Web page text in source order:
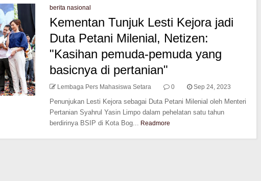
berita nasional
Kementan Tunjuk Lesti Kejora jadi
Duta Petani Milenial, Netizen:
"Kasihan pemuda-pemuda yang
basicnya di pertanian"
Lembaga Pers Mahasiswa Setara 0 Sep 24, 2023
Penunjukan Lesti Kejora sebagai Duta Petani Milenial oleh Menteri
Pertanian Syahrul Yasin Limpo dalam pehelatan satu tahun
berdirinya BSIP di Kota Bog... Readmore